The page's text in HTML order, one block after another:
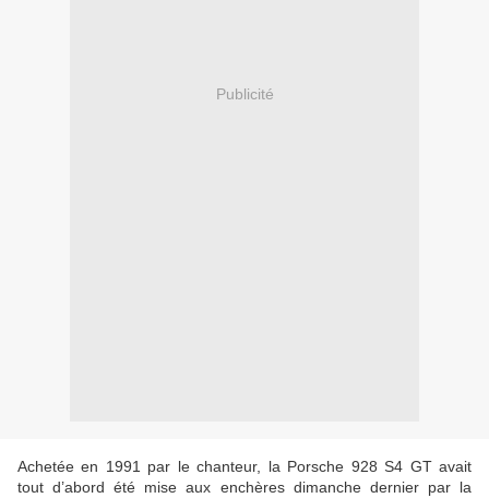
Publicité
Achetée en 1991 par le chanteur, la Porsche 928 S4 GT avait
tout d’abord été mise aux enchères dimanche dernier par la